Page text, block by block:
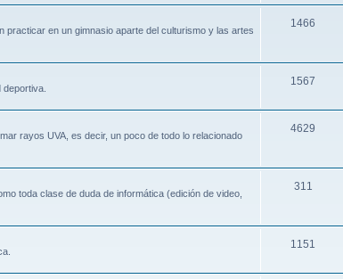
en un gimnasio aparte del culturismo y las artes
1466
1567
rayos UVA, es decir, un poco de todo lo relacionado
4629
toda clase de duda de informática (edición de video,
311
1151